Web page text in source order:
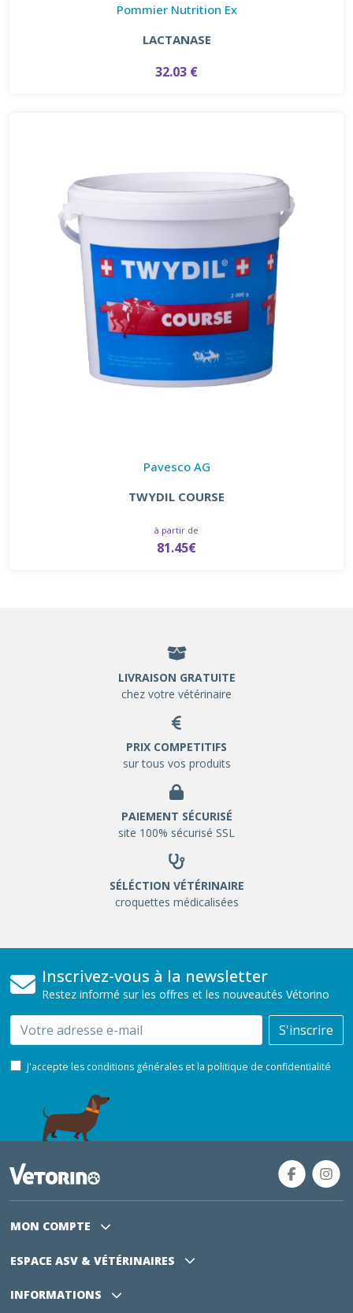
Pommier Nutrition Ex
LACTANASE
32.03 €
Pavesco AG
TWYDIL COURSE
à partir de
81.45€
LIVRAISON GRATUITE
chez votre vétérinaire
PRIX COMPETITIFS
sur tous vos produits
PAIEMENT SÉCURISÉ
site 100% sécurisé SSL
SÉLÉCTION VÉTÉRINAIRE
croquettes médicalisées
Inscrivez-vous à la newsletter
Restez informé sur les offres et les nouveautés Vétorino
Email S'inscrire
J'accepte les conditions générales et la politique de confidentialité
MON COMPTE
ESPACE ASV & VÉTÉRINAIRES
INFORMATIONS